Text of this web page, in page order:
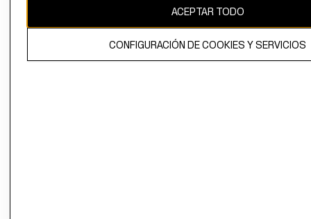
El contenido de esta página web está protegido por copyright y es
propiedad de H&M Hennes & Mauritz AB.
ACEPTAR TODO
CONFIGURACIÓN DE COOKIES Y SERVICIOS